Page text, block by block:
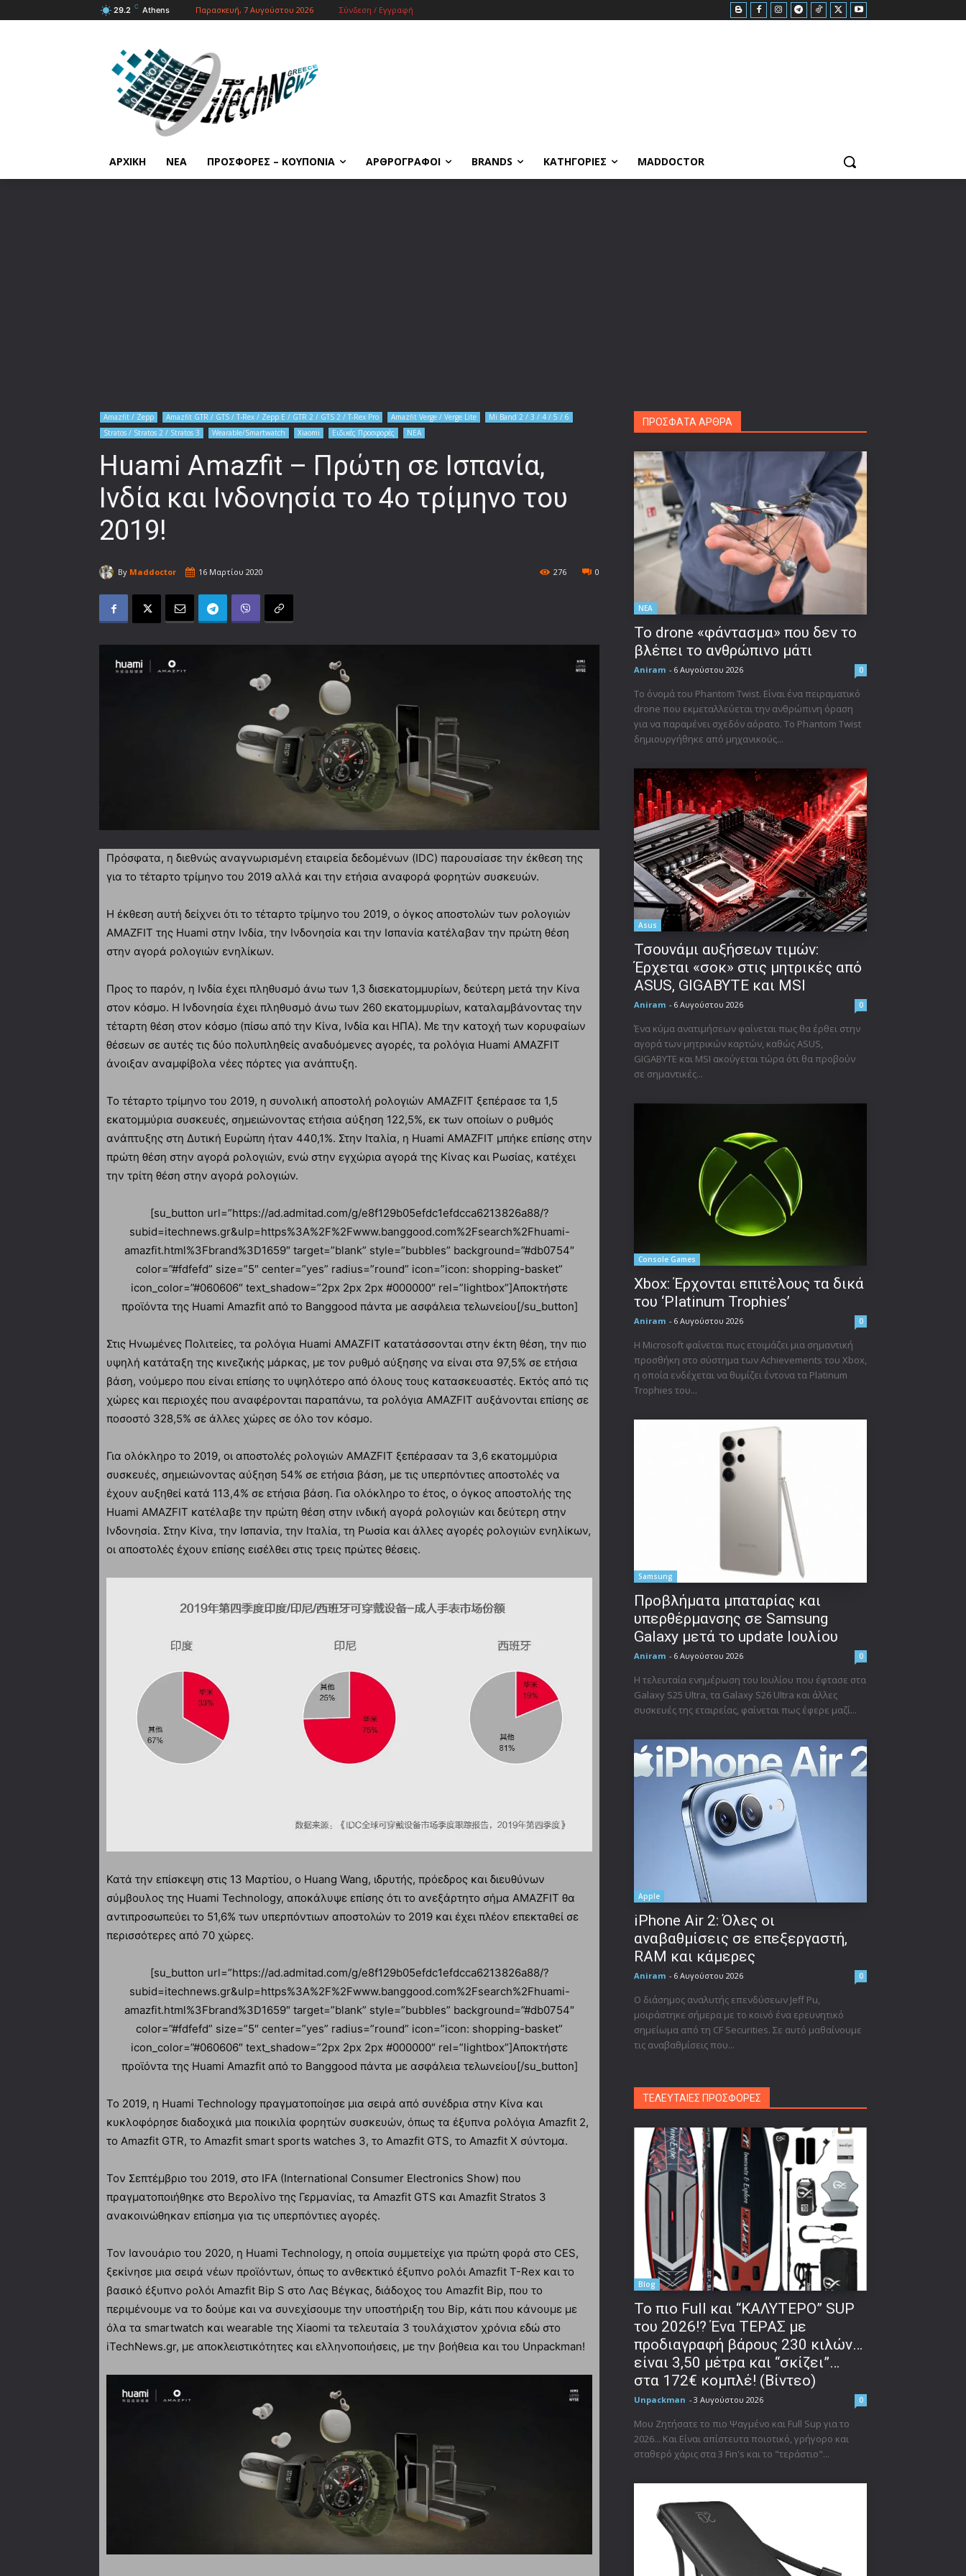
29.2 C Athens Παρασκευή, 7 Αυγούστου 2026 Σύνδεση / Εγγραφή
ΑΡΧΙΚΗ ΝΕΑ ΠΡΟΣΦΟΡΕΣ – ΚΟΥΠΟΝΙΑ ΑΡΘΡΟΓΡΑΦΟΙ BRANDS ΚΑΤΗΓΟΡΙΕΣ MADDOCTOR
Amazfit / Zepp Amazfit GTR / GTS / T-Rex / Zepp E / GTR 2 / GTS 2 / T-Rex Pro Amazfit Verge / Verge Lite
Mi Band 2 / 3 / 4 / 5 / 6
Stratos / Stratos 2 / Stratos 3
Wearable/Smartwatch Xiaomi Ειδικές Προσφορές ΝΕΑ
Huami Amazfit – Πρώτη σε Ισπανία,
Ινδία και Ινδονησία το 4ο τρίμηνο του
2019!
By Maddoctor 16 Μαρτίου 2020 0
276
Πρόσφατα, η διεθνώς αναγνωρισμένη εταιρεία δεδομένων (IDC) παρουσίασε την έκθεση της
για το τέταρτο τρίμηνο του 2019 αλλά και την ετήσια αναφορά φορητών συσκευών.
Η έκθεση αυτή δείχνει ότι το τέταρτο τρίμηνο του 2019, ο όγκος αποστολών των ρολογιών
AMAZFIT της Huami στην Ινδία, την Ινδονησία και την Ισπανία κατέλαβαν την πρώτη θέση
στην αγορά ρολογιών ενηλίκων.
Προς το παρόν, η Ινδία έχει πληθυσμό άνω των 1,3 δισεκατομμυρίων, δεύτερη μετά την Κίνα
στον κόσμο. Η Ινδονησία έχει πληθυσμό άνω των 260 εκατομμυρίων, καταλαμβάνοντας την
τέταρτη θέση στον κόσμο (πίσω από την Κίνα, Ινδία και ΗΠΑ). Με την κατοχή των κορυφαίων
θέσεων σε αυτές τις δύο πολυπληθείς αναδυόμενες αγορές, τα ρολόγια Huami AMAZFIT
άνοιξαν αναμφίβολα νέες πόρτες για ανάπτυξη.
Το τέταρτο τρίμηνο του 2019, η συνολική αποστολή ρολογιών AMAZFIT ξεπέρασε τα 1,5
εκατομμύρια συσκευές, σημειώνοντας ετήσια αύξηση 122,5%, εκ των οποίων ο ρυθμός
ανάπτυξης στη Δυτική Ευρώπη ήταν 440,1%. Στην Ιταλία, η Huami AMAZFIT μπήκε επίσης στην
πρώτη θέση στην αγορά ρολογιών, ενώ στην εγχώρια αγορά της Κίνας και Ρωσίας, κατέχει
την τρίτη θέση στην αγορά ρολογιών.
[su_button url=”https://ad.admitad.com/g/e8f129b05efdc1efdcca6213826a88/?
subid=itechnews.gr&ulp=https%3A%2F%2Fwww.banggood.com%2Fsearch%2Fhuami-
amazfit.html%3Fbrand%3D1659″ target=”blank” style=”bubbles” background=”#db0754″
color=”#fdfefd” size=”5″ center=”yes” radius=”round” icon=”icon: shopping-basket”
icon_color=”#060606″ text_shadow=”2px 2px 2px #000000″ rel=”lightbox”]Αποκτήστε
προϊόντα της Huami Amazfit από το Banggood πάντα με ασφάλεια τελωνείου[/su_button]
Στις Ηνωμένες Πολιτείες, τα ρολόγια Huami AMAZFIT κατατάσσονται στην έκτη θέση, την πιο
υψηλή κατάταξη της κινεζικής μάρκας, με τον ρυθμό αύξησης να είναι στα 97,5% σε ετήσια
βάση, νούμερο που είναι επίσης το υψηλότερο από όλους τους κατασκευαστές. Εκτός από τις
χώρες και περιοχές που αναφέρονται παραπάνω, τα ρολόγια AMAZFIT αυξάνονται επίσης σε
ποσοστό 328,5% σε άλλες χώρες σε όλο τον κόσμο.
Για ολόκληρο το 2019, οι αποστολές ρολογιών AMAZFIT ξεπέρασαν τα 3,6 εκατομμύρια
συσκευές, σημειώνοντας αύξηση 54% σε ετήσια βάση, με τις υπερπόντιες αποστολές να
έχουν αυξηθεί κατά 113,4% σε ετήσια βάση. Για ολόκληρο το έτος, ο όγκος αποστολής της
Huami AMAZFIT κατέλαβε την πρώτη θέση στην ινδική αγορά ρολογιών και δεύτερη στην
Ινδονησία. Στην Κίνα, την Ισπανία, την Ιταλία, τη Ρωσία και άλλες αγορές ρολογιών ενηλίκων,
οι αποστολές έχουν επίσης εισέλθει στις τρεις πρώτες θέσεις.
Κατά την επίσκεψη στις 13 Μαρτίου, ο Huang Wang, ιδρυτής, πρόεδρος και διευθύνων
σύμβουλος της Huami Technology, αποκάλυψε επίσης ότι το ανεξάρτητο σήμα AMAZFIT θα
αντιπροσωπεύει το 51,6% των υπερπόντιων αποστολών το 2019 και έχει πλέον επεκταθεί σε
περισσότερες από 70 χώρες.
[su_button url=”https://ad.admitad.com/g/e8f129b05efdc1efdcca6213826a88/?
subid=itechnews.gr&ulp=https%3A%2F%2Fwww.banggood.com%2Fsearch%2Fhuami-
amazfit.html%3Fbrand%3D1659″ target=”blank” style=”bubbles” background=”#db0754″
color=”#fdfefd” size=”5″ center=”yes” radius=”round” icon=”icon: shopping-basket”
icon_color=”#060606″ text_shadow=”2px 2px 2px #000000″ rel=”lightbox”]Αποκτήστε
προϊόντα της Huami Amazfit από το Banggood πάντα με ασφάλεια τελωνείου[/su_button]
Το 2019, η Huami Technology πραγματοποίησε μια σειρά από συνέδρια στην Κίνα και
κυκλοφόρησε διαδοχικά μια ποικιλία φορητών συσκευών, όπως τα έξυπνα ρολόγια Amazfit 2,
το Amazfit GTR, το Amazfit smart sports watches 3, το Amazfit GTS, το Amazfit X σύντομα.
Τον Σεπτέμβριο του 2019, στο IFA (International Consumer Electronics Show) που
πραγματοποιήθηκε στο Βερολίνο της Γερμανίας, τα Amazfit GTS και Amazfit Stratos 3
ανακοινώθηκαν επίσημα για τις υπερπόντιες αγορές.
Τον Ιανουάριο του 2020, η Huami Technology, η οποία συμμετείχε για πρώτη φορά στο CES,
ξεκίνησε μια σειρά νέων προϊόντων, όπως το ανθεκτικό έξυπνο ρολόι Amazfit T-Rex και το
βασικό έξυπνο ρολόι Amazfit Bip S στο Λας Βέγκας, διάδοχος του Amazfit Bip, που το
περιμένουμε να το δούμε και να συνεχίσουμε την υποστήριξη του Bip, κάτι που κάνουμε με
όλα τα smartwatch και wearable της Xiaomi τα τελευταία 3 τουλάχιστον χρόνια εδώ στο
iTechNews.gr, με αποκλειστικότητες και ελληνοποιήσεις, με την βοήθεια και του Unpackman!
ΠΡΟΣΦΑΤΑ ΑΡΘΡΑ
ΝΕΑ
Το drone «φάντασμα» που δεν το
βλέπει το ανθρώπινο μάτι
Aniram - 6 Αυγούστου 2026 0
Το όνομά του Phantom Twist. Είναι ένα πειραματικό
drone που εκμεταλλεύεται την ανθρώπινη όραση
για να παραμένει σχεδόν αόρατο. Το Phantom Twist
δημιουργήθηκε από μηχανικούς...
Asus
Τσουνάμι αυξήσεων τιμών:
Έρχεται «σοκ» στις μητρικές από
ASUS, GIGABYTE και MSI
Aniram - 6 Αυγούστου 2026 0
Ένα κύμα ανατιμήσεων φαίνεται πως θα έρθει στην
αγορά των μητρικών καρτών, καθώς ASUS,
GIGABYTE και MSI ακούγεται τώρα ότι θα προβούν
σε σημαντικές...
Console Games
Xbox: Έρχονται επιτέλους τα δικά
του ‘Platinum Trophies’
Aniram - 6 Αυγούστου 2026 0
Η Microsoft φαίνεται πως ετοιμάζει μια σημαντική
προσθήκη στο σύστημα των Achievements του Xbox,
η οποία ενδέχεται να θυμίζει έντονα τα Platinum
Trophies του...
Samsung
Προβλήματα μπαταρίας και
υπερθέρμανσης σε Samsung
Galaxy μετά το update Ιουλίου
Aniram - 6 Αυγούστου 2026 0
Η τελευταία ενημέρωση του Ιουλίου που έφτασε στα
Galaxy S25 Ultra, τα Galaxy S26 Ultra και άλλες
συσκευές της εταιρείας, φαίνεται πως έφερε μαζί...
Apple
iPhone Air 2: Όλες οι
αναβαθμίσεις σε επεξεργαστή,
RAM και κάμερες
Aniram - 6 Αυγούστου 2026 0
Ο διάσημος αναλυτής επενδύσεων Jeff Pu,
μοιράστηκε σήμερα με το κοινό ένα ερευνητικό
σημείωμα από τη CF Securities. Σε αυτό μαθαίνουμε
τις αναβαθμίσεις που...
ΤΕΛΕΥΤΑΙΕΣ ΠΡΟΣΦΟΡΕΣ
Blog
To πιο Full και “ΚΑΛΥΤΕΡΟ” SUP
του 2026!? Ένα ΤΕΡΑΣ με
προδιαγραφή βάρους 230 κιλών…
είναι 3,50 μέτρα και “σκίζει”…
στα 172€ κομπλέ! (Βίντεο)
Unpackman - 3 Αυγούστου 2026 0
Μου Ζητήσατε το πιο Ψαγμένο και Full Sup για το
2026... Και Είναι απίστευτα ποιοτικό, γρήγορο και
σταθερό χάρις στα 3 Fin's και το "τεράστιο"...